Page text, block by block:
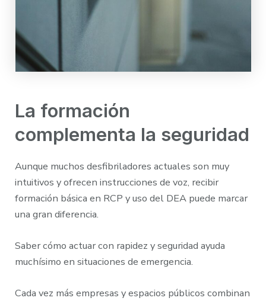
La formación
complementa la seguridad
Aunque muchos desfibriladores actuales son muy
intuitivos y ofrecen instrucciones de voz, recibir
formación básica en RCP y uso del DEA puede marcar
una gran diferencia.
Saber cómo actuar con rapidez y seguridad ayuda
muchísimo en situaciones de emergencia.
Cada vez más empresas y espacios públicos combinan